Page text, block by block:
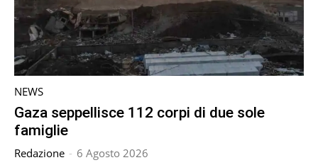
NEWS
Gaza seppellisce 112 corpi di due sole
famiglie
Redazione - 6 Agosto 2026